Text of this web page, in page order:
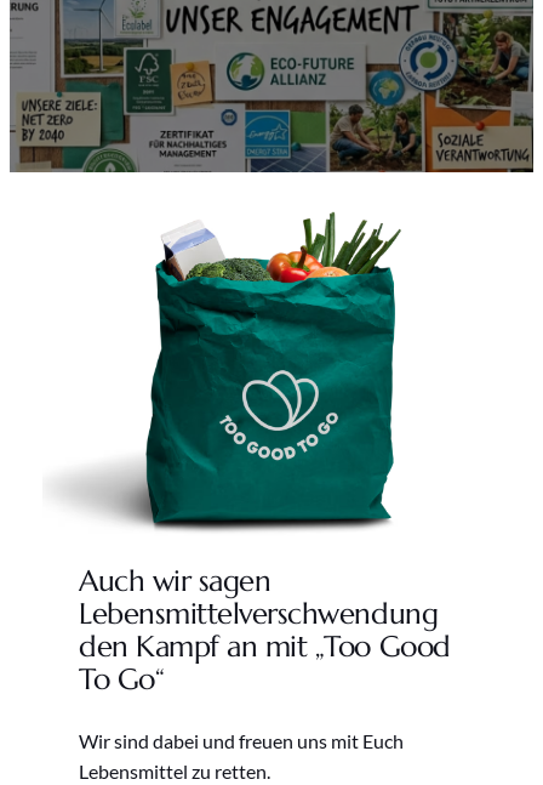
Auch wir sagen
Lebensmittelverschwendung
den Kampf an mit „Too Good
To Go“
Wir sind dabei und freuen uns mit Euch
Lebensmittel zu retten.